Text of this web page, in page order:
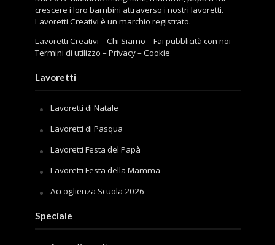
crescere i loro bambini attraverso i nostri lavoretti.
Lavoretti Creativi è un marchio registrato.
Lavoretti Creativi –Chi Siamo –Fai pubblicità con noi –
Termini di utilizzo –Privacy–Cookie
Lavoretti
Lavoretti di Natale
Lavoretti di Pasqua
Lavoretti Festa del Papà
Lavoretti Festa della Mamma
Accoglienza Scuola 2026
Speciale